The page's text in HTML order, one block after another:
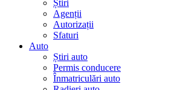
Știri
Agenții
Autorizații
Sfaturi
Auto
Știri auto
Permis conducere
Înmatriculări auto